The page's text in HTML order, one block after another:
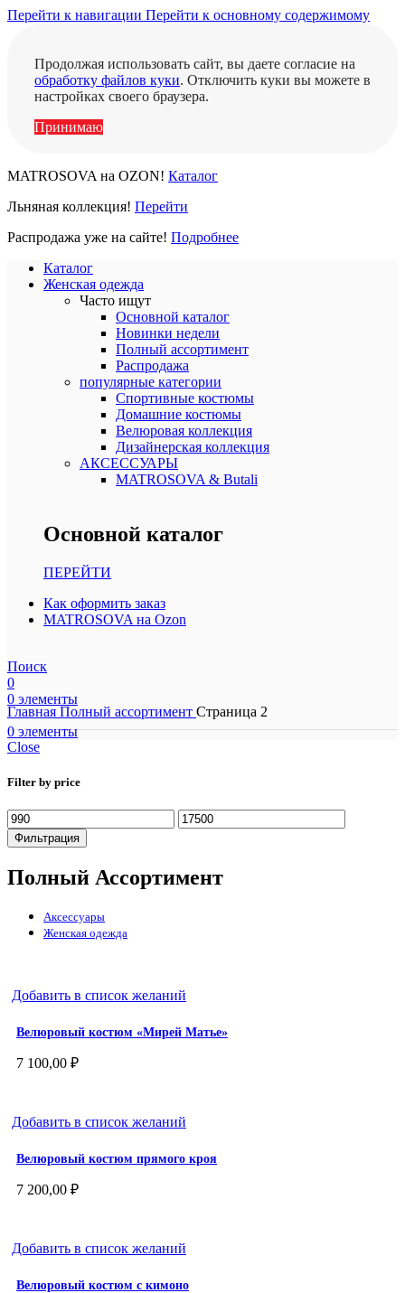
Перейти к навигации Перейти к основному содержимому
Продолжая использовать сайт, вы даете согласие на
обработку файлов куки. Отключить куки вы можете в
настройках своего браузера.
Принимаю
MATROSOVA на OZON! Каталог
Льняная коллекция! Перейти
Распродажа уже на сайте! Подробнее
Каталог
Женская одежда
Часто ищут
Основной каталог
Новинки недели
Полный ассортимент
Распродажа
популярные категории
Спортивные костюмы
Домашние костюмы
Велюровая коллекция
Дизайнерская коллекция
АКСЕССУАРЫ
MATROSOVA & Butali
Основной каталог
ПЕРЕЙТИ
Как оформить заказ
MATROSOVA на Ozon
Поиск
0
0 элементы
0элементы
Главная Полный ассортимент Страница 2
Close
Filter by price
Минимальная
цена
Максимальная
цена
Фильтрация
Полный Ассортимент
Аксессуары
Женская одежда
Добавить в список желаний
Велюровый костюм «Мирей Матье»
7 100,00 ₽
Добавить в список желаний
Велюровый костюм прямого кроя
7 200,00 ₽
Добавить в список желаний
Велюровый костюм с кимоно